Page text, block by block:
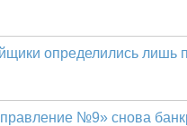
определились лишь
№9» снова